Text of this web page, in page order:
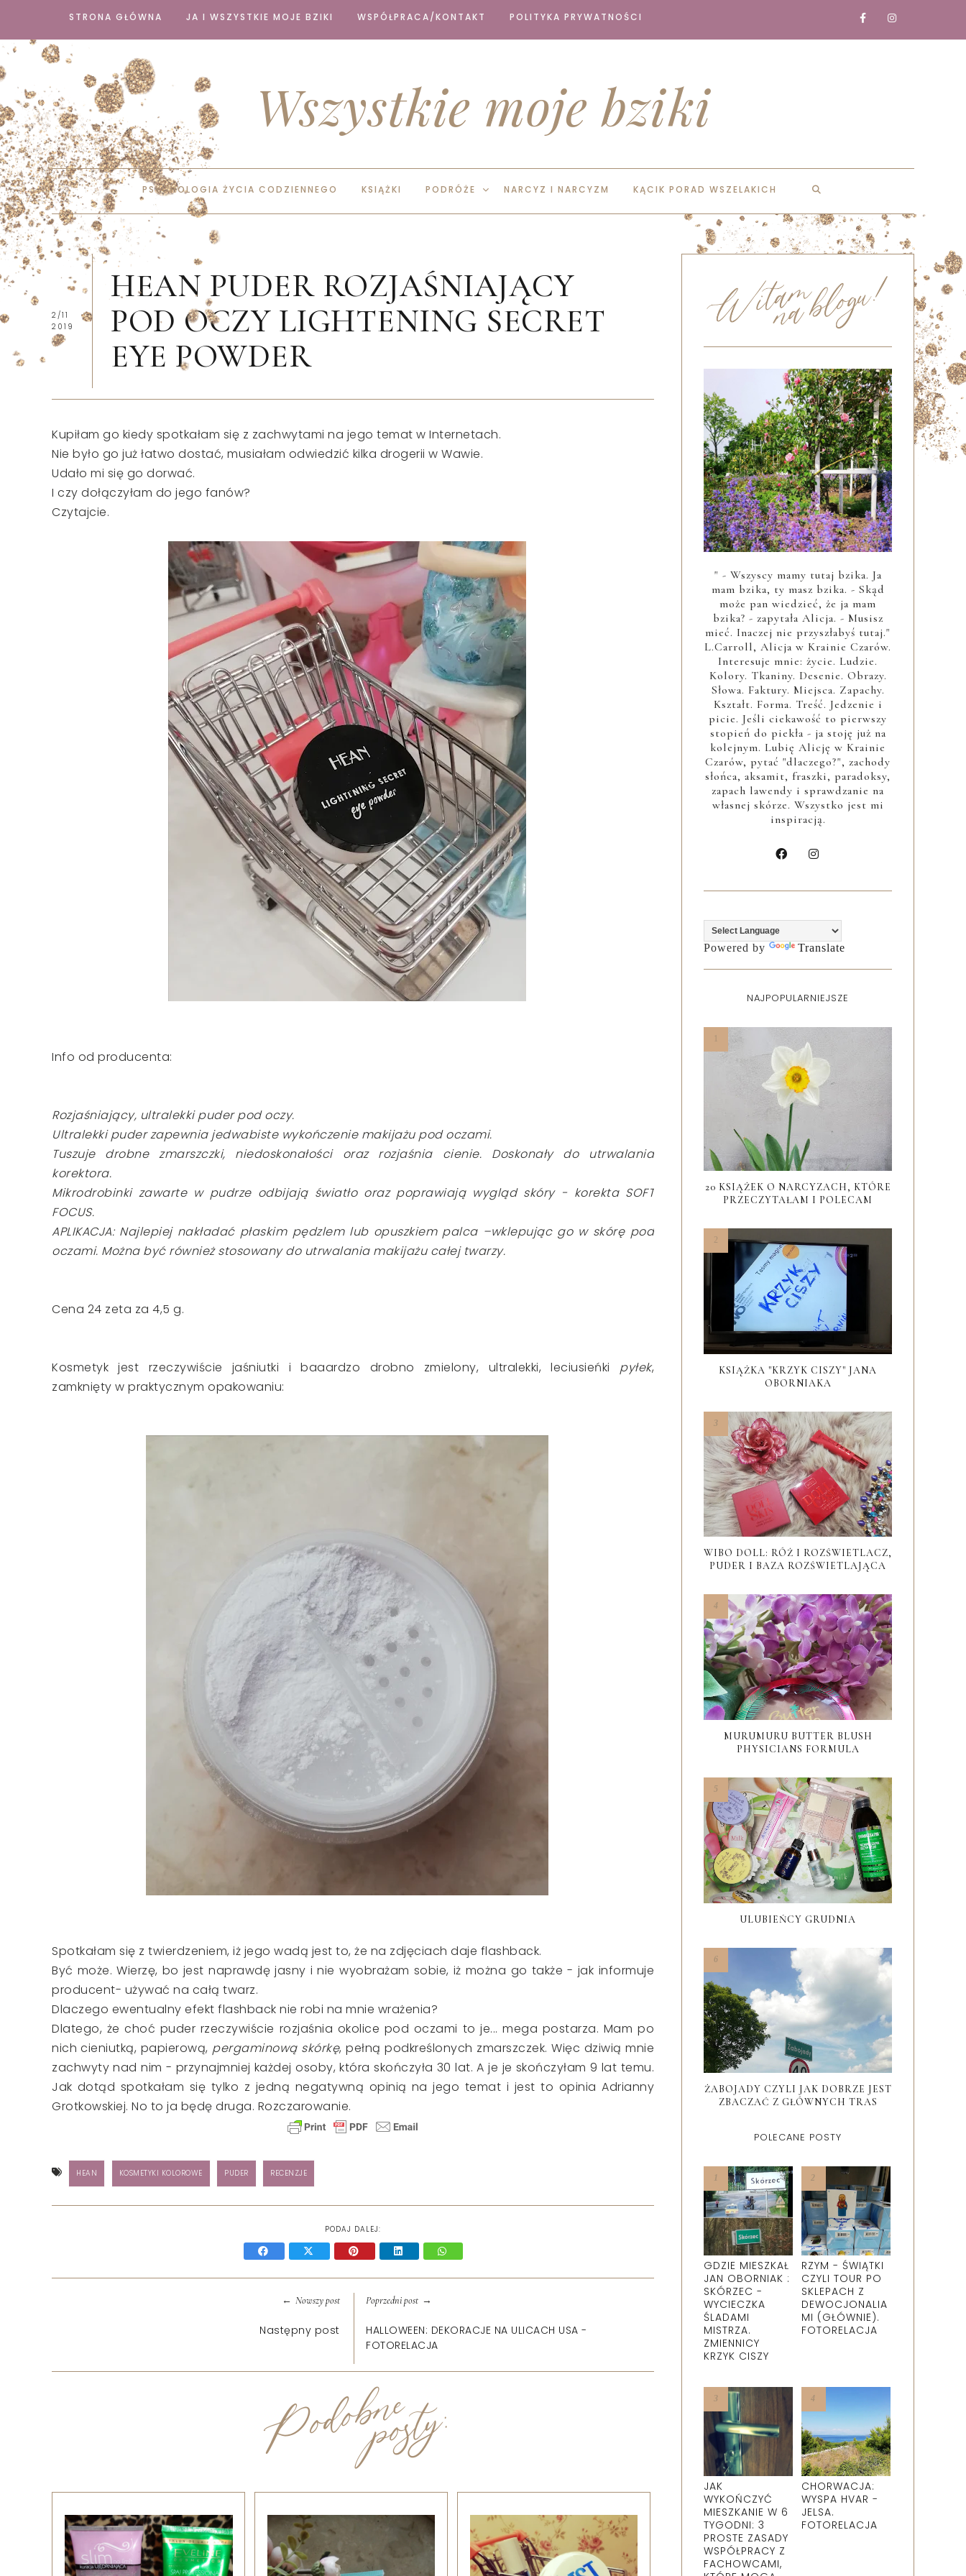
STRONA GŁÓWNA JA I WSZYSTKIE MOJE BZIKI WSPÓŁPRACA/KONTAKT POLITYKA PRYWATNOŚCI
Wszystkie moje bziki
PSYCHOLOGIA ŻYCIA CODZIENNEGO KSIĄŻKI PODRÓŻE NARCYZ I NARCYZM KĄCIK PORAD WSZELAKICH
2/11
2019
HEAN PUDER ROZJAŚNIAJĄCY
POD OCZY LIGHTENING SECRET
EYE POWDER
Kupiłam go kiedy spotkałam się z zachwytami na jego temat w Internetach.
Nie było go już łatwo dostać, musiałam odwiedzić kilka drogerii w Wawie.
Udało mi się go dorwać.
I czy dołączyłam do jego fanów?
Czytajcie.
Info od producenta:
Rozjaśniający, ultralekki puder pod oczy.
Ultralekki puder zapewnia jedwabiste wykończenie makijażu pod oczami.
Tuszuje drobne zmarszczki, niedoskonałości oraz rozjaśnia cienie. Doskonały do utrwalania
korektora.
Mikrodrobinki zawarte w pudrze odbijają światło oraz poprawiają wygląd skóry - korekta SOFT
FOCUS.
APLIKACJA: Najlepiej nakładać płaskim pędzlem lub opuszkiem palca –wklepując go w skórę pod
oczami. Można być również stosowany do utrwalania makijażu całej twarzy.
Cena 24 zeta za 4,5 g.
Kosmetyk jest rzeczywiście jaśniutki i baaardzo drobno zmielony, ultralekki, leciusieńki pyłek,
zamknięty w praktycznym opakowaniu:
Spotkałam się z twierdzeniem, iż jego wadą jest to, że na zdjęciach daje flashback.
Być może. Wierzę, bo jest naprawdę jasny i nie wyobrażam sobie, iż można go także - jak informuje
producent- używać na całą twarz.
Dlaczego ewentualny efekt flashback nie robi na mnie wrażenia?
Dlatego, że choć puder rzeczywiście rozjaśnia okolice pod oczami to je... mega postarza. Mam po
nich cieniutką, papierową, pergaminową skórkę, pełną podkreślonych zmarszczek. Więc dziwią mnie
zachwyty nad nim - przynajmniej każdej osoby, która skończyła 30 lat. A je je skończyłam 9 lat temu.
Jak dotąd spotkałam się tylko z jedną negatywną opinią na jego temat i jest to opinia Adrianny
Grotkowskiej. No to ja będę druga. Rozczarowanie.
HEAN KOSMETYKI KOLOROWE PUDER RECENZJE
PODAJ DALEJ:
← Nowszy post
Następny post
Poprzedni post →
HALLOWEEN: DEKORACJE NA ULICACH USA -
FOTORELACJA
" - Wszyscy mamy tutaj bzika. Ja
mam bzika, ty masz bzika. - Skąd
może pan wiedzieć, że ja mam
bzika? - zapytała Alicja. - Musisz
mieć. Inaczej nie przyszłabyś tutaj."
L.Carroll, Alicja w Krainie Czarów.
Interesuje mnie: życie. Ludzie.
Kolory. Tkaniny. Desenie. Obrazy.
Słowa. Faktury. Miejsca. Zapachy.
Kształt. Forma. Treść. Jedzenie i
picie. Jeśli ciekawość to pierwszy
stopień do piekła - ja stoję już na
kolejnym. Lubię Alicję w Krainie
Czarów, pytać "dlaczego?", zachody
słońca, aksamit, fraszki, paradoksy,
zapach lawendy i sprawdzanie na
własnej skórze. Wszystko jest mi
inspiracją.
Powered by Translate
NAJPOPULARNIEJSZE
20 KSIĄŻEK O NARCYZACH, KTÓRE
PRZECZYTAŁAM I POLECAM
KSIĄŻKA "KRZYK CISZY" JANA
OBORNIAKA
WIBO DOLL: RÓŻ I ROZŚWIETLACZ,
PUDER I BAZA ROZŚWIETLAJĄCA
MURUMURU BUTTER BLUSH
PHYSICIANS FORMULA
ULUBIEŃCY GRUDNIA
ŻABOJADY CZYLI JAK DOBRZE JEST
ZBACZAĆ Z GŁÓWNYCH TRAS
POLECANE POSTY
GDZIE MIESZKAŁ
JAN OBORNIAK :
SKÓRZEC -
WYCIECZKA
ŚLADAMI
MISTRZA.
ZMIENNICY
KRZYK CISZY
RZYM - ŚWIĄTKI
CZYLI TOUR PO
SKLEPACH Z
DEWOCJONALIA
MI (GŁÓWNIE).
FOTORELACJA
JAK
WYKOŃCZYĆ
MIESZKANIE W 6
TYGODNI: 3
PROSTE ZASADY
WSPÓŁPRACY Z
FACHOWCAMI,
CHORWACJA:
WYSPA HVAR -
JELSA.
FOTORELACJA